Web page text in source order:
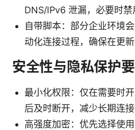
DNS/IPv6 泄漏，必要时禁
自带脚本：部分企业环境
动化连接过程，确保在更新
安全性与隐私保护
最小化权限：仅在需要时
后及时断开，减少长期连接
高强度加密：优先选择使